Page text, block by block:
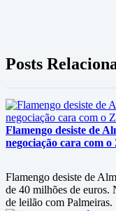
Posts
Flamengo desiste de
negociação cara com
Flamengo desiste de
de 40 milhões de euros.
de leilão com Palmeiras.